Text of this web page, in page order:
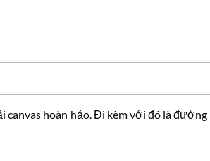
hoàn hảo. Đi kèm với đó là